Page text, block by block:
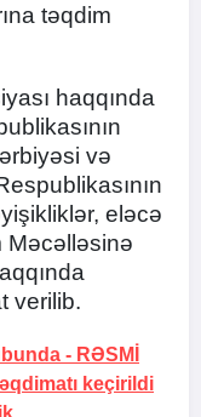
təqdim
haqqında
və
eləcə
Məcəlləsinə
verilib.
- RƏSMİ
keçirildi